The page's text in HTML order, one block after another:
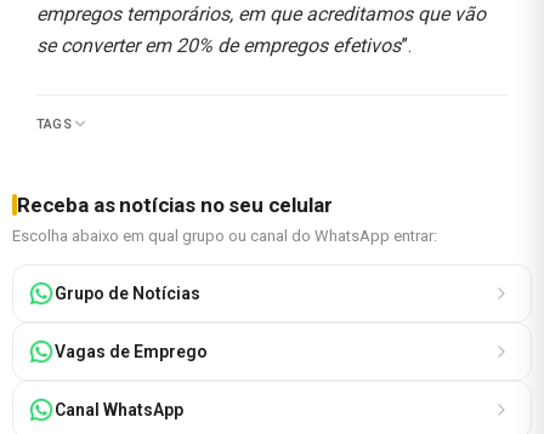
empregos temporários, em que acreditamos que vão
se converter em 20% de empregos efetivos”.
TAGS
Receba as notícias no seu celular
Escolha abaixo em qual grupo ou canal do WhatsApp entrar:
Grupo de Notícias
Vagas de Emprego
Canal WhatsApp